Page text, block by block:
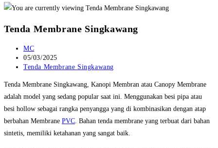
Tenda Membrane Singkawang
Post
author:
MC
Post
published:
05/03/2025
Post
Tenda Membrane Singkawang
Tenda Membrane Singkawang, Kanopi Membran atau Canopy Membrane
adalah model yang sedang popular saat ini. Menggunakan besi pipa atau
besi hollow sebagai rangka penyangga yang di kombinasikan dengan atap
berbahan Membrane PVC. Bahan tenda membrane yang terbuat dari bahan
sintetis, memiliki ketahanan yang sangat baik.